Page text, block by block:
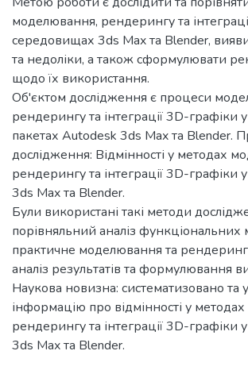
моделювання, рендерингу та
середовищах 3ds Max та Blender,
та недоліки, а також сформулювати
щодо їх використання.
Об'єктом дослідження є процеси
рендерингу та інтеграції 3D-графіки
пакетах Autodesk 3ds Max та Blender.
дослідження: Відмінності у методах
рендерингу та інтеграції 3D-графіки
3ds Max та Blender.
Були використані такі методи
порівняльний аналіз функціональних
практичне моделювання та
аналіз результатів та формулювання
Наукова новизна: систематизовано та
інформацію про відмінності у
рендерингу та інтеграції 3D-графіки